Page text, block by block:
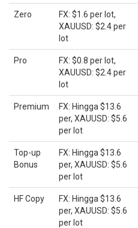
Zero
FX: $1.6 per lot,
XAUUSD: $2.4 per
lot
Pro
FX: $0.8 per lot,
XAUUSD: $2.4 per
lot
Premium
FX: Hingga $13.6
per, XAUUSD: $5.6
per lot
Top-up
Bonus
FX: Hingga $13.6
per, XAUUSD: $5.6
per lot
HF Copy
FX: Hingga $13.6
per, XAUUSD: $5.6
per lot